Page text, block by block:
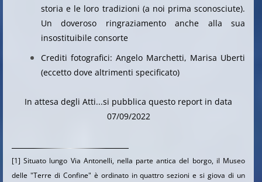
storia e le loro tradizioni (a noi prima sconosciute).
Un doveroso ringraziamento anche alla sua
insostituibile consorte
Crediti fotografici: Angelo Marchetti, Marisa Uberti
(eccetto dove altrimenti specificato)
In attesa degli Atti...si pubblica questo report in data
07/09/2022
[1] Situato lungo Via Antonelli, nella parte antica del borgo, il Museo
delle "Terre di Confine" è ordinato in quattro sezioni e si giova di un